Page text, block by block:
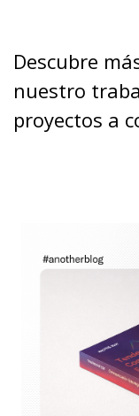
Descubre
nuestro
proyectos a